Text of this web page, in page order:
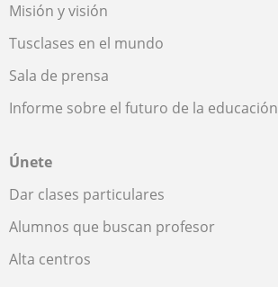
Misión y visión
Tusclases en el mundo
Sala de prensa
Informe sobre el futuro de la educación
Únete
Dar clases particulares
Alumnos que buscan profesor
Alta centros